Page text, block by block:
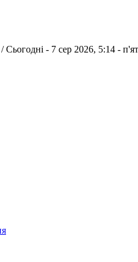
/Сьогодні - 7 сер 2026, 5:14 -